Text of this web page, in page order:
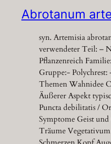
Abrotanum
syn. Artemisia
verwendeter Teil: –
Pflanzenreich
Gruppe:- Polychrest:
Themen Wahnidee
Äußerer Aspekt
Puncta debilitatis /
Symptome Geist
Träume